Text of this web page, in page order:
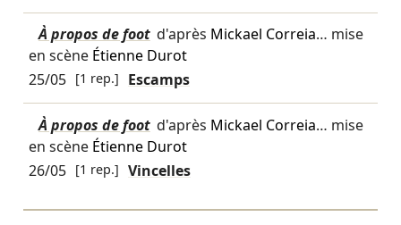
À propos de foot d'après Mickael Correia… mise
en scène Étienne Durot
25/05 [1 rep.] Escamps
À propos de foot d'après Mickael Correia… mise
en scène Étienne Durot
26/05 [1 rep.] Vincelles